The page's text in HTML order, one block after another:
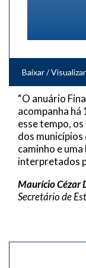
Baixar /
“O anuário
acompanha
esse tempo,
dos
caminho e
interpretados
Maurício Cézar
Secretário de